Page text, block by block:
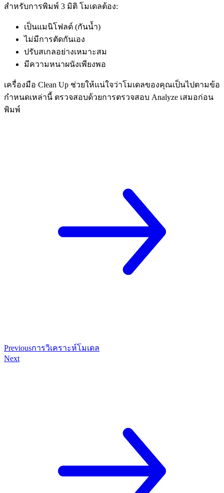
สำหรับการพิมพ์ 3 มิติ โมเดลต้อง:
เป็นแมนิโฟลด์ (กันน้ำ)
ไม่มีการตัดกันเอง
ปรับสเกลอย่างเหมาะสม
มีความหนาผนังเพียงพอ
เครื่องมือ Clean Up ช่วยให้แน่ใจว่าโมเดลของคุณเป็นไปตามข้อ
กำหนดเหล่านี้ ตรวจสอบด้วยการตรวจสอบ Analyze เสมอก่อน
พิมพ์
Previousการวิเคราะห์โมเดล
Next